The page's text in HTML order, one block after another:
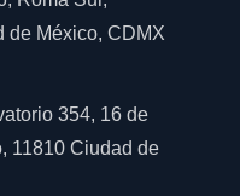
de México, CDMX
354, 16 de
11810 Ciudad de